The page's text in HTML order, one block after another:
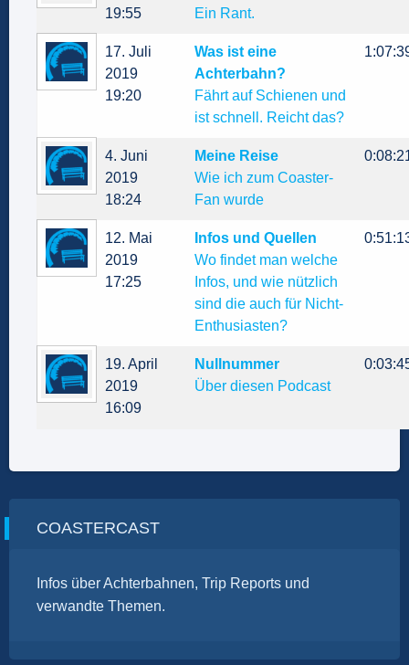
19:55
Ein Rant.
17. Juli
2019
19:20
Was ist eine
Achterbahn?
Fährt auf Schienen und
ist schnell. Reicht das?
4. Juni
2019
18:24
Meine Reise
Wie ich zum Coaster-
Fan wurde
12. Mai
2019
17:25
Infos und Quellen
Wo findet man welche
Infos, und wie nützlich
sind die auch für Nicht-
Enthusiasten?
19. April
2019
16:09
Nullnummer
Über diesen Podcast
COASTERCAST
Infos über Achterbahnen, Trip Reports und
verwandte Themen.